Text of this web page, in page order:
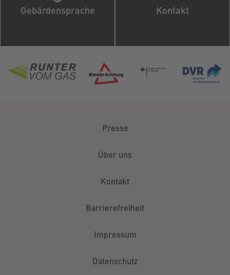
Gebärdensprache Kontakt
Presse
Über uns
Kontakt
Barrierefreiheit
Impressum
Datenschutz